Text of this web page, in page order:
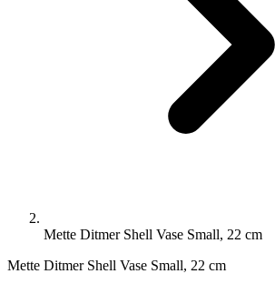
Mette Ditmer Shell Vase Small, 22 cm
Mette Ditmer Shell Vase Small, 22 cm